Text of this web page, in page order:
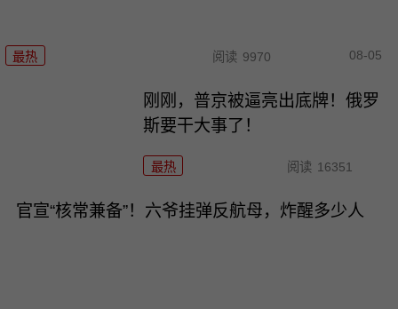
最热 阅读 9970 08-05
刚刚，普京被逼亮出底牌！俄罗
斯要干大事了！
最热 阅读 16351
官宣“核常兼备”！六爷挂弹反航母，炸醒多少人